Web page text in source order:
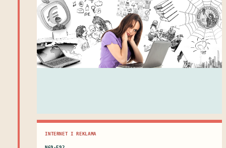
INTERNET I REKLAMA